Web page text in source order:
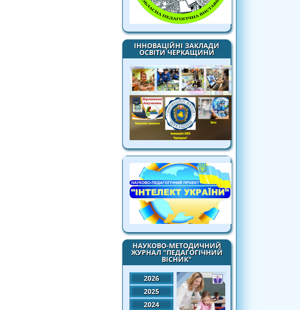
ІННОВАЦІЙНІ ЗАКЛАДИ
ОСВІТИ ЧЕРКАЩИНИ
НАУКОВО-МЕТОДИЧНИЙ
ЖУРНАЛ "ПЕДАГОГІЧНИЙ
ВІСНИК"
2026
2025
2024